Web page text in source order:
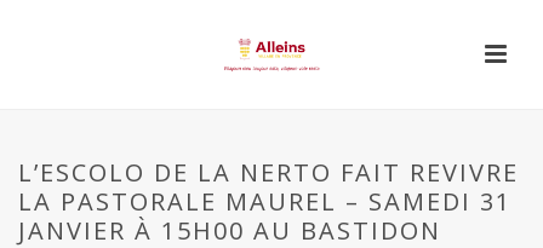
L’ESCOLO DE LA NERTO FAIT REVIVRE
LA PASTORALE MAUREL – SAMEDI 31
JANVIER À 15H00 AU BASTIDON